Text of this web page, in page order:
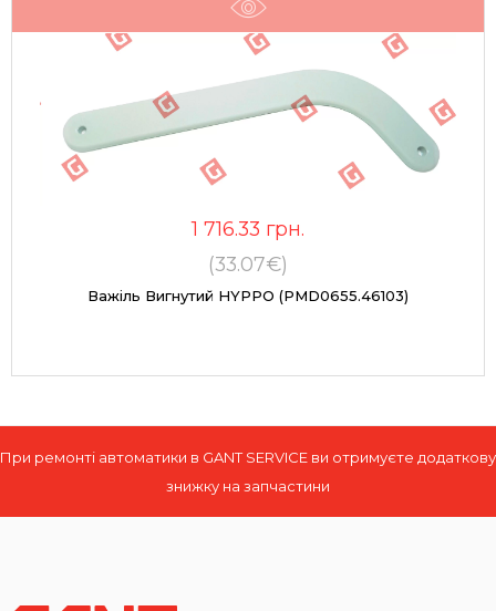
1 716.33 грн.
(33.07€)
Важіль Вигнутий HYPPO (PMD0655.46103)
При ремонті автоматики в GANT SERVICE ви отримуєте додаткову
знижку на запчастини